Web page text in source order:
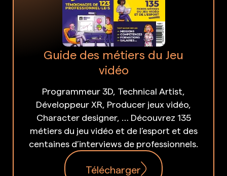
Guide des métiers du Jeu
vidéo
Programmeur 3D, Technical Artist,
Développeur XR, Producer jeux vidéo,
Character designer, … Découvrez 135
métiers du jeu vidéo et de l’esport et des
centaines d’interviews de professionnels.
Télécharger